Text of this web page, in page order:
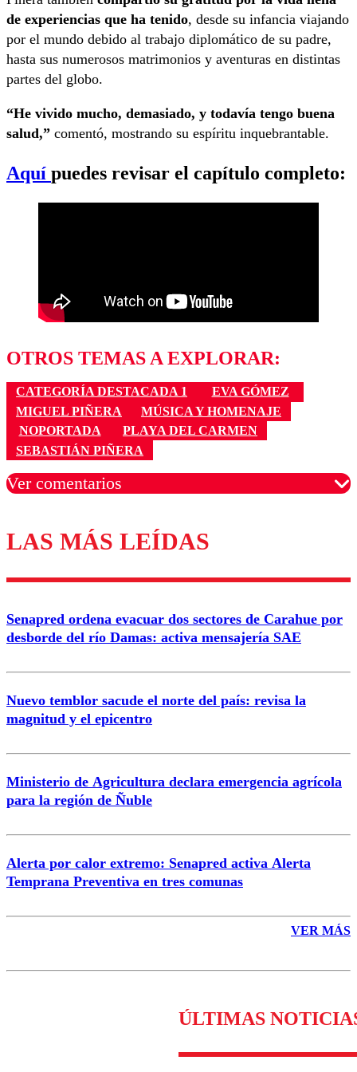
de experiencias que ha tenido, desde su infancia viajando
por el mundo debido al trabajo diplomático de su padre,
hasta sus numerosos matrimonios y aventuras en distintas
partes del globo.
“He vivido mucho, demasiado, y todavía tengo buena
salud,” comentó, mostrando su espíritu inquebrantable.
Aquí puedes revisar el capítulo completo:
OTROS TEMAS A EXPLORAR:
CATEGORÍA DESTACADA 1
EVA GÓMEZ
MIGUEL PIÑERA
MÚSICA Y HOMENAJE
NOPORTADA
PLAYA DEL CARMEN
SEBASTIÁN PIÑERA
Ver comentarios
Los comentarios son moderados para garantizar un
diálogo respetuoso.
Nombre
Correo
LAS MÁS LEÍDAS
Senapred ordena evacuar dos sectores de Carahue por
desborde del río Damas: activa mensajería SAE
Nuevo temblor sacude el norte del país: revisa la
magnitud y el epicentro
Ministerio de Agricultura declara emergencia agrícola
para la región de Ñuble
Alerta por calor extremo: Senapred activa Alerta
Temprana Preventiva en tres comunas
VER MÁS
ÚLTIMAS